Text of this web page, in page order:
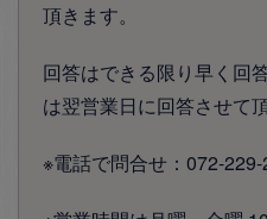
頂きます。
回答はできる限り早く回
は翌営業日に回答させて
※電話で問合せ：072-